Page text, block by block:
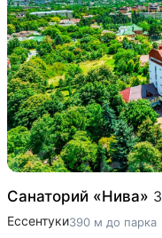
Санаторий «Нива» 3
Ессентуки390 м до парка